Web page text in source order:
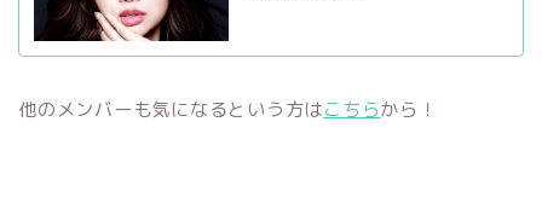
他のメンバーも気になるという方はこちらから！